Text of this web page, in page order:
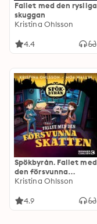
Fallet med den rysliga
skuggan
Kristina Ohlsson
4.4
Spökbyrån. Fallet med
den försvunna
skatten
Kristina Ohlsson
4.9